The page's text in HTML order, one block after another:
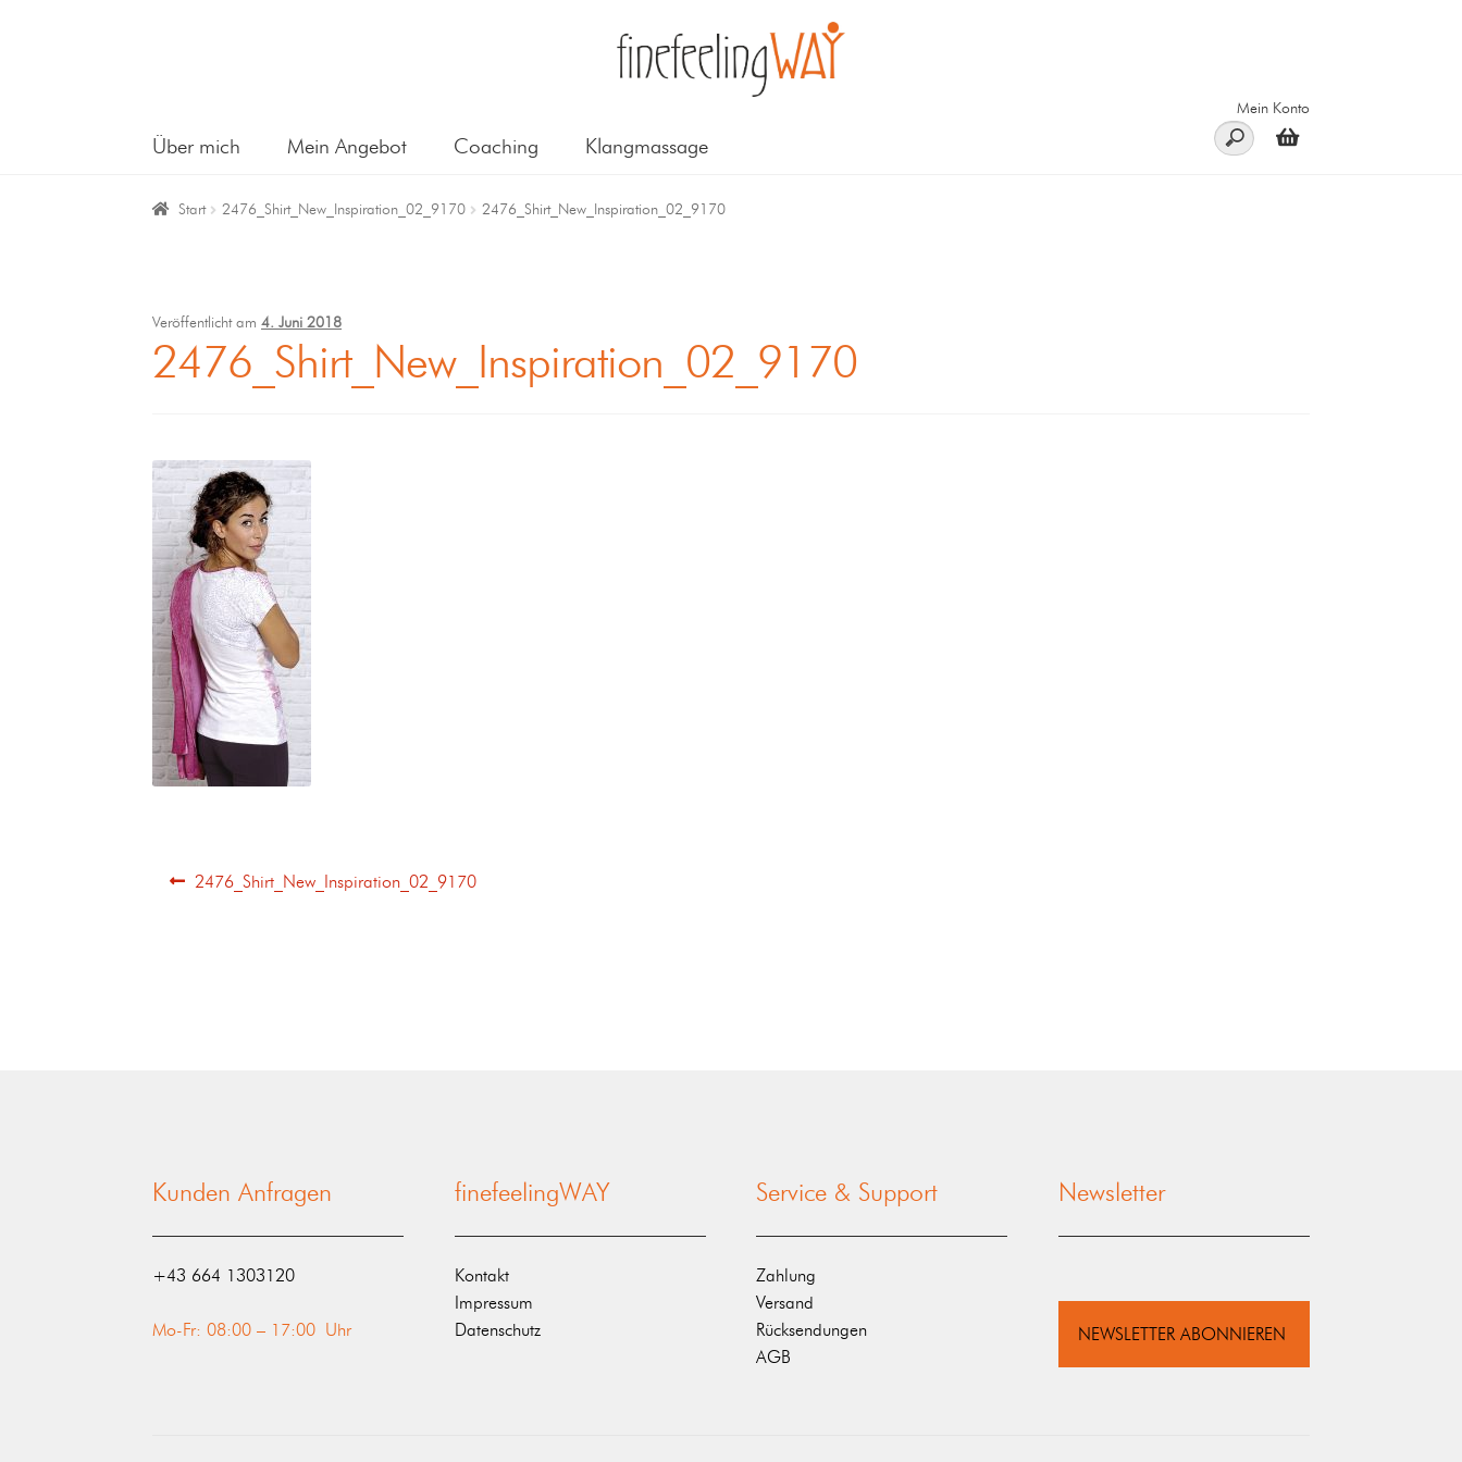
Über mich Mein Angebot Coaching Klangmassage
Mein Konto
Start 2476_Shirt_New_Inspiration_02_9170 2476_Shirt_New_Inspiration_02_9170
Veröffentlicht am4. Juni 2018
2476_Shirt_New_Inspiration_02_9170
2476_Shirt_New_Inspiration_02_9170
Kunden Anfragen
‭+43 664 1303120‬
Mo-Fr: 08:00 – 17:00 Uhr
finefeelingWAY
Kontakt
Impressum
Datenschutz
Service & Support
Zahlung
Versand
Rücksendungen
AGB
Newsletter
NEWSLETTER ABONNIEREN